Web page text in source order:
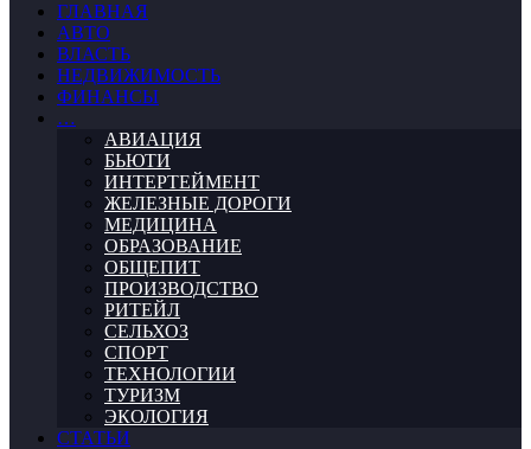
ГЛАВНАЯ
АВТО
ВЛАСТЬ
НЕДВИЖИМОСТЬ
ФИНАНСЫ
…
АВИАЦИЯ
БЬЮТИ
ИНТЕРТЕЙМЕНТ
ЖЕЛЕЗНЫЕ ДОРОГИ
МЕДИЦИНА
ОБРАЗОВАНИЕ
ОБЩЕПИТ
ПРОИЗВОДСТВО
РИТЕЙЛ
СЕЛЬХОЗ
СПОРТ
ТЕХНОЛОГИИ
ТУРИЗМ
ЭКОЛОГИЯ
СТАТЬИ